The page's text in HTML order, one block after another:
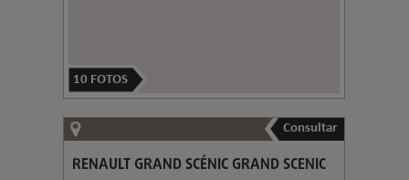
10 FOTOS
Consultar
RENAULT GRAND SCÉNIC GRAND SCENIC